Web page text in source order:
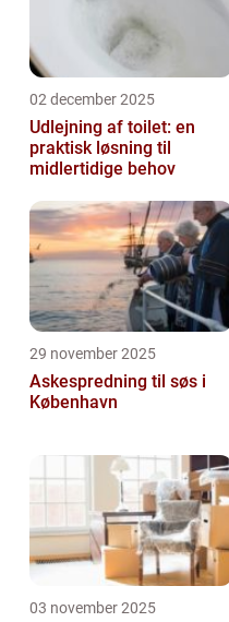
02 december 2025
Udlejning af toilet: en
praktisk løsning til
midlertidige behov
29 november 2025
Askespredning til søs i
København
03 november 2025